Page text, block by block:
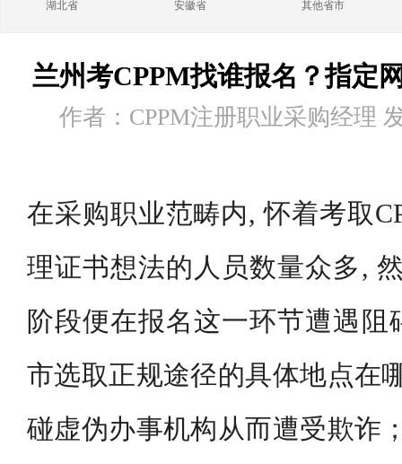
湖北省 安徽省 其他省市
兰州考CPPM找谁报名？指定
作者：CPPM注册职业采购经理
在采购职业范畴内, 怀着考取
理证书想法的人员数量众多,
阶段便在报名这一环节遭遇阻
市选取正规途径的具体地点在
碰虚伪办事机构从而遭受欺诈